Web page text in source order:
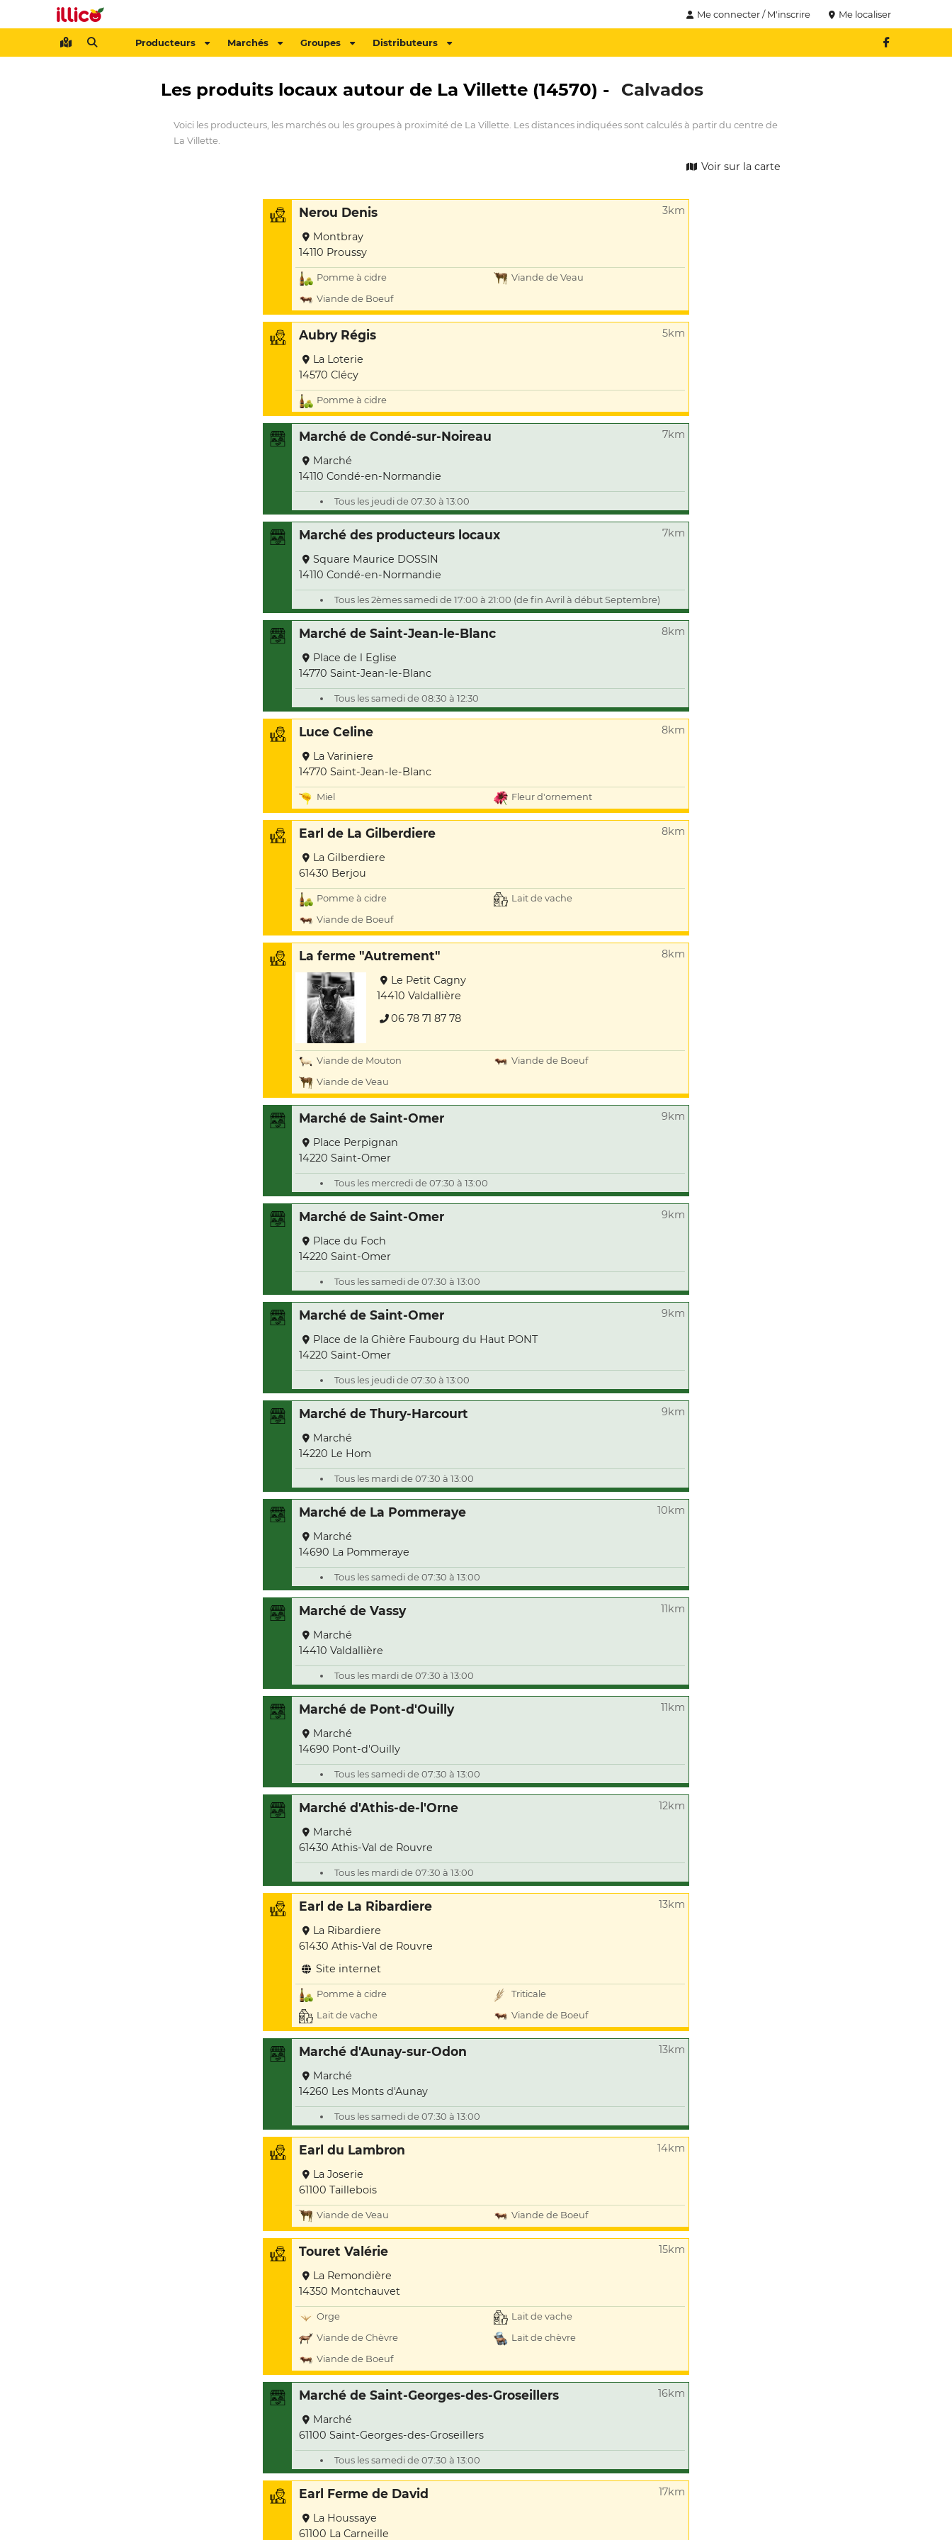
Me connecter / M'inscrire Me localiser
Producteurs Marchés Groupes Distributeurs
Les produits locaux autour de La Villette (14570) - Calvados
Voici les producteurs, les marchés ou les groupes à proximité de La Villette. Les distances indiquées sont calculés à partir du centre de
La Villette.
Voir sur la carte
Nerou Denis 3km
Montbray
14110 Proussy
Pomme à cidre
Viande de Veau
Viande de Boeuf
Aubry Régis 5km
La Loterie
14570 Clécy
Pomme à cidre
Marché de Condé-sur-Noireau 7km
Marché
14110 Condé-en-Normandie
Tous les jeudi de 07:30 à 13:00
Marché des producteurs locaux 7km
Square Maurice DOSSIN
14110 Condé-en-Normandie
Tous les 2èmes samedi de 17:00 à 21:00 (de fin Avril à début Septembre)
Marché de Saint-Jean-le-Blanc 8km
Place de l Eglise
14770 Saint-Jean-le-Blanc
Tous les samedi de 08:30 à 12:30
Luce Celine 8km
La Variniere
14770 Saint-Jean-le-Blanc
Miel Fleur d'ornement
Earl de La Gilberdiere 8km
La Gilberdiere
61430 Berjou
Pomme à cidre
Lait de vache
Viande de Boeuf
La ferme "Autrement" 8km
Le Petit Cagny
14410 Valdallière
06 78 71 87 78
Viande de Mouton
Viande de Boeuf
Viande de Veau
Marché de Saint-Omer 9km
Place Perpignan
14220 Saint-Omer
Tous les mercredi de 07:30 à 13:00
Marché de Saint-Omer 9km
Place du Foch
14220 Saint-Omer
Tous les samedi de 07:30 à 13:00
Marché de Saint-Omer 9km
Place de la Ghière Faubourg du Haut PONT
14220 Saint-Omer
Tous les jeudi de 07:30 à 13:00
Marché de Thury-Harcourt 9km
Marché
14220 Le Hom
Tous les mardi de 07:30 à 13:00
Marché de La Pommeraye 10km
Marché
14690 La Pommeraye
Tous les samedi de 07:30 à 13:00
Marché de Vassy 11km
Marché
14410 Valdallière
Tous les mardi de 07:30 à 13:00
Marché de Pont-d'Ouilly 11km
Marché
14690 Pont-d'Ouilly
Tous les samedi de 07:30 à 13:00
Marché d'Athis-de-l'Orne 12km
Marché
61430 Athis-Val de Rouvre
Tous les mardi de 07:30 à 13:00
Earl de La Ribardiere 13km
La Ribardiere
61430 Athis-Val de Rouvre
Site internet
Pomme à cidre
Triticale
Lait de vache
Viande de Boeuf
Marché d'Aunay-sur-Odon 13km
Marché
14260 Les Monts d'Aunay
Tous les samedi de 07:30 à 13:00
Earl du Lambron 14km
La Joserie
61100 Taillebois
Viande de Veau Viande de Boeuf
Touret Valérie 15km
La Remondière
14350 Montchauvet
Orge
Lait de vache
Viande de Chèvre
Lait de chèvre
Viande de Boeuf
Marché de Saint-Georges-des-Groseillers 16km
Marché
61100 Saint-Georges-des-Groseillers
Tous les samedi de 07:30 à 13:00
Earl Ferme de David 17km
La Houssaye
61100 La Carneille